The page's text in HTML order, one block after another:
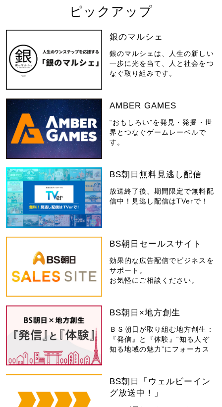
ピックアップ
銀のマルシェ
銀のマルシェは、人生の新しい
一歩に光を当て、人と社会をつ
なぐ取り組みです。
AMBER GAMES
“おもしろい”を発見・発掘・世
界とつなぐゲームレーベルで
す。
BS朝日無料見逃し配信
放送終了後、期間限定で無料配
信中！見逃し配信はTVerで！
BS朝日セールスサイト
効果的な広告配信でビジネスを
サポート。
お気軽にご相談ください。
BS朝日×地方創生
ＢＳ朝日が取り組む地方創生：
『発信』と『体験』“知る人ぞ
知る地域の魅力”にフォーカス
BS朝日「ウェルビーイン
グ放送中！」